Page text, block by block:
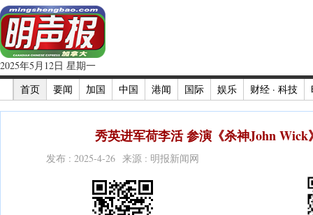
2025年5月12日 星期一
首页
要闻 加国 中国 港闻 国际 娱乐 财经 · 科技
秀英进军荷李活 参演《杀神John Wick
发布 : 2025-4-26 来源 : 明报新闻网